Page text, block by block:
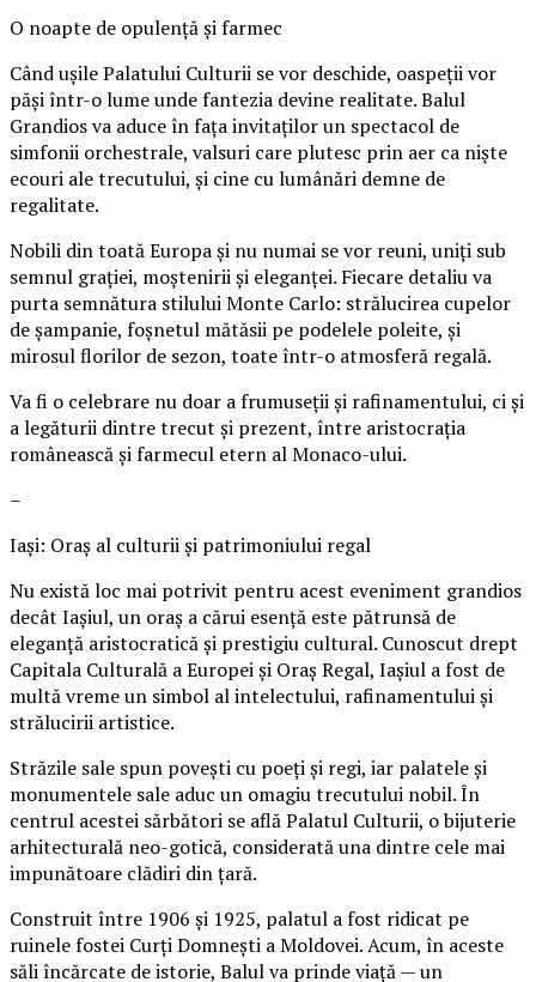
O noapte de opulență și farmec
Când ușile Palatului Culturii se vor deschide, oaspeții vor
păși într-o lume unde fantezia devine realitate. Balul
Grandios va aduce în fața invitaților un spectacol de
simfonii orchestrale, valsuri care plutesc prin aer ca niște
ecouri ale trecutului, și cine cu lumânări demne de
regalitate.
Nobili din toată Europa și nu numai se vor reuni, uniți sub
semnul grației, moștenirii și eleganței. Fiecare detaliu va
purta semnătura stilului Monte Carlo: strălucirea cupelor
de șampanie, foșnetul mătăsii pe podelele poleite, și
mirosul florilor de sezon, toate într-o atmosferă regală.
Va fi o celebrare nu doar a frumuseții și rafinamentului, ci și
a legăturii dintre trecut și prezent, între aristocrația
românească și farmecul etern al Monaco-ului.
–
Iași: Oraș al culturii și patrimoniului regal
Nu există loc mai potrivit pentru acest eveniment grandios
decât Iașiul, un oraș a cărui esență este pătrunsă de
eleganță aristocratică și prestigiu cultural. Cunoscut drept
Capitala Culturală a Europei și Oraș Regal, Iașiul a fost de
multă vreme un simbol al intelectului, rafinamentului și
strălucirii artistice.
Străzile sale spun povești cu poeți și regi, iar palatele și
monumentele sale aduc un omagiu trecutului nobil. În
centrul acestei sărbători se află Palatul Culturii, o bijuterie
arhitecturală neo-gotică, considerată una dintre cele mai
impunătoare clădiri din țară.
Construit între 1906 și 1925, palatul a fost ridicat pe
ruinele fostei Curți Domnești a Moldovei. Acum, în aceste
săli încărcate de istorie, Balul va prinde viață — un